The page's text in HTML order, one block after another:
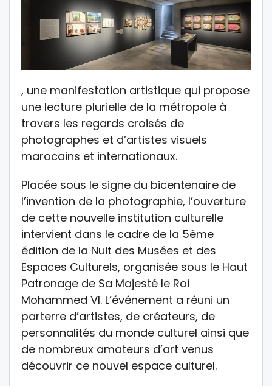
, une manifestation artistique qui propose
une lecture plurielle de la métropole à
travers les regards croisés de
photographes et d’artistes visuels
marocains et internationaux.
Placée sous le signe du bicentenaire de
l’invention de la photographie, l’ouverture
de cette nouvelle institution culturelle
intervient dans le cadre de la 5ème
édition de la Nuit des Musées et des
Espaces Culturels, organisée sous le Haut
Patronage de Sa Majesté le Roi
Mohammed VI. L’événement a réuni un
parterre d’artistes, de créateurs, de
personnalités du monde culturel ainsi que
de nombreux amateurs d’art venus
découvrir ce nouvel espace culturel.